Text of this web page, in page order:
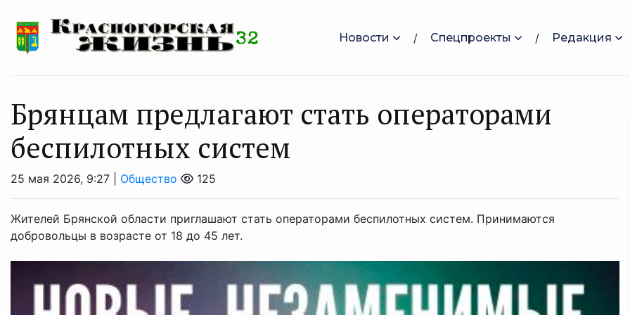
Новости Спецпроекты Редакция
Брянцам прeдлагают стать оперaторами
бeспилотных систeм
25 мая 2026, 9:27 | Общество 125
Жителей Брянской области приглашают стать операторами беспилотных систем. Принимаются
добровольцы в возрасте от 18 до 45 лет.